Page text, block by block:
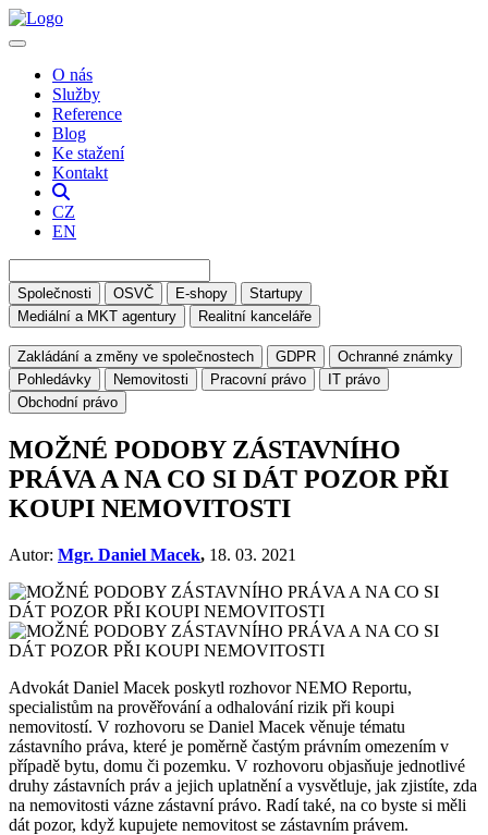
O nás
Služby
Reference
Blog
Ke stažení
Kontakt
CZ
EN
Společnosti OSVČ E-shopy
Startupy
Mediální a MKT agentury
Realitní kanceláře
Zakládání a změny ve společnostech GDPR
Ochranné známky
Pohledávky
Nemovitosti Pracovní právo
IT právo
Obchodní právo
MOŽNÉ PODOBY ZÁSTAVNÍHO
PRÁVA A NA CO SI DÁT POZOR PŘI
KOUPI NEMOVITOSTI
Autor: Mgr. Daniel Macek, 18. 03. 2021
Advokát Daniel Macek poskytl rozhovor NEMO Reportu,
specialistům na prověřování a odhalování rizik při koupi
nemovitostí. V rozhovoru se Daniel Macek věnuje tématu
zástavního práva, které je poměrně častým právním omezením v
případě bytu, domu či pozemku. V rozhovoru objasňuje jednotlivé
druhy zástavních práv a jejich uplatnění a vysvětluje, jak zjistíte, zda
na nemovitosti vázne zástavní právo. Radí také, na co byste si měli
dát pozor, když kupujete nemovitost se zástavním právem.